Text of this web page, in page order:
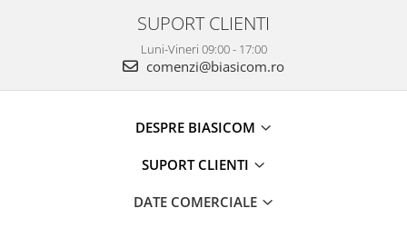
Imprimante & Scannere
Radio cu ceas & portabile
SUPORT CLIENTI
Luni-Vineri 09:00 - 17:00
comenzi@biasicom.ro
DESPRE BIASICOM
SUPORT CLIENTI
DATE COMERCIALE